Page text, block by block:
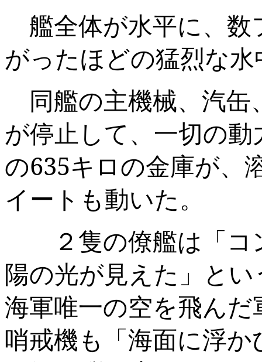
艦全体が水平に、数
がったほどの猛烈な
同艦の主機械、汽缶
が停止して、一切の
の635キロの金庫が、
イートも動いた。
２隻の僚艦は「コ
陽の光が見えた」と
海軍唯一の空を飛ん
哨戒機も「海面に浮